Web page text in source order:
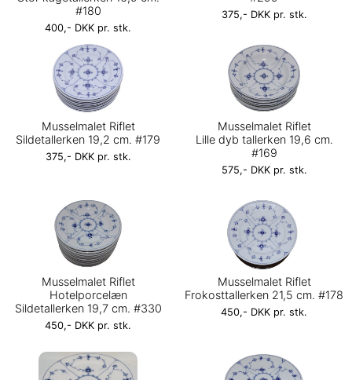
#180
400,- DKK pr. stk.
375,- DKK pr. stk.
Musselmalet Riflet
Sildetallerken 19,2 cm. #179
375,- DKK pr. stk.
Musselmalet Riflet
Lille dyb tallerken 19,6 cm.
#169
575,- DKK pr. stk.
Musselmalet Riflet
Hotelporcelæn
Sildetallerken 19,7 cm. #330
450,- DKK pr. stk.
Musselmalet Riflet
Frokosttallerken 21,5 cm. #178
450,- DKK pr. stk.